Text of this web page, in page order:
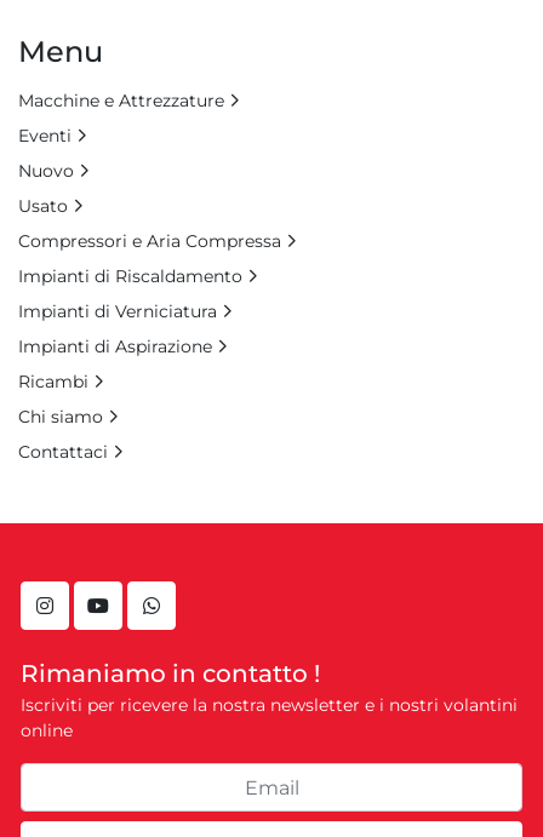
instagramyoutubewhatsapp
Rimaniamo in contatto !
Iscriviti per ricevere la nostra newsletter e i nostri volantini
online
Menu
Macchine e Attrezzature
Eventi
Nuovo
Usato
Compressori e Aria Compressa
Impianti di Riscaldamento
Impianti di Verniciatura
Impianti di Aspirazione
Ricambi
Chi siamo
Contattaci